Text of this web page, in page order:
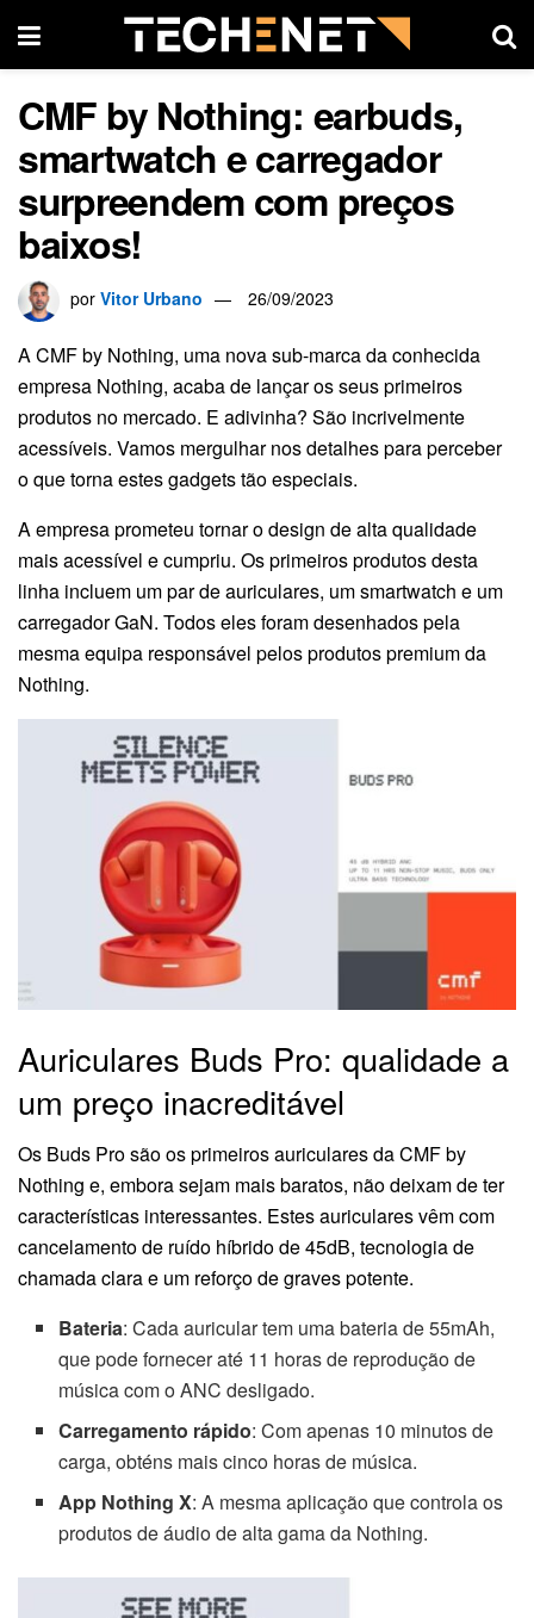
CMF by Nothing: earbuds,
smartwatch e carregador
surpreendem com preços
baixos!
por Vitor Urbano 26/09/2023
A CMF by Nothing, uma nova sub-marca da conhecida
empresa Nothing, acaba de lançar os seus primeiros
produtos no mercado. E adivinha? São incrivelmente
acessíveis. Vamos mergulhar nos detalhes para perceber
o que torna estes gadgets tão especiais.
A empresa prometeu tornar o design de alta qualidade
mais acessível e cumpriu. Os primeiros produtos desta
linha incluem um par de auriculares, um smartwatch e um
carregador GaN. Todos eles foram desenhados pela
mesma equipa responsável pelos produtos premium da
Nothing.
Auriculares Buds Pro: qualidade a
um preço inacreditável
Os Buds Pro são os primeiros auriculares da CMF by
Nothing e, embora sejam mais baratos, não deixam de ter
características interessantes. Estes auriculares vêm com
cancelamento de ruído híbrido de 45dB, tecnologia de
chamada clara e um reforço de graves potente.
Bateria: Cada auricular tem uma bateria de 55mAh,
que pode fornecer até 11 horas de reprodução de
música com o ANC desligado.
Carregamento rápido: Com apenas 10 minutos de
carga, obténs mais cinco horas de música.
App Nothing X: A mesma aplicação que controla os
produtos de áudio de alta gama da Nothing.